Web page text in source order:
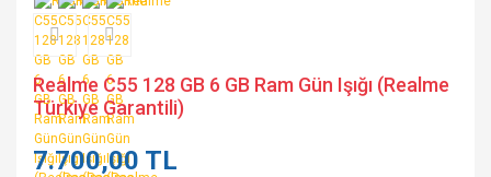
Realme C55 128 GB 6 GB Ram Gün Işığı (Realme
Türkiye Garantili)
7.700,00 TL